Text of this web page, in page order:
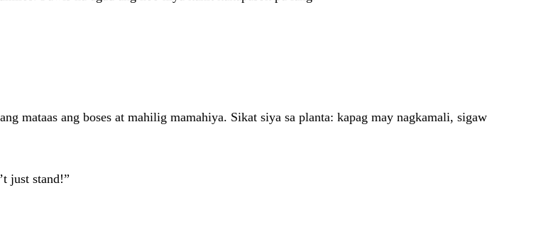
mataas ang boses at mahilig mamahiya. Sikat siya sa planta: kapag may nagkamali, sigaw
just stand!”